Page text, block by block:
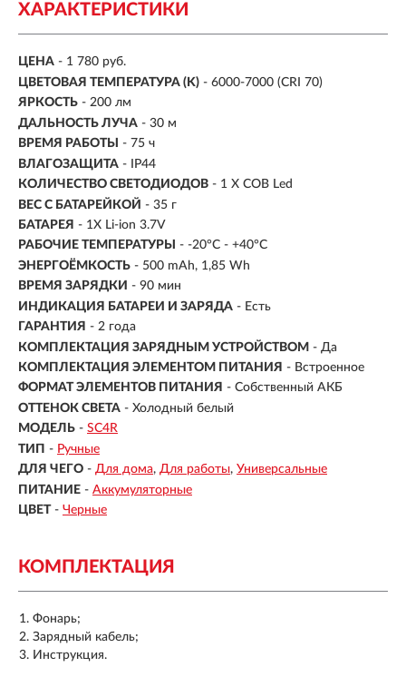
ХАРАКТЕРИСТИКИ
ЦЕНА - 1 780 руб.
ЦВЕТОВАЯ ТЕМПЕРАТУРА (K) - 6000-7000 (CRI 70)
ЯРКОСТЬ - 200 лм
ДАЛЬНОСТЬ ЛУЧА - 30 м
ВРЕМЯ РАБОТЫ
- 75 ч
ВЛАГОЗАЩИТА - IP44
КОЛИЧЕСТВО СВЕТОДИОДОВ - 1 X COB Led
ВЕС С БАТАРЕЙКОЙ - 35 г
БАТАРЕЯ - 1X Li-ion 3.7V
РАБОЧИЕ ТЕМПЕРАТУРЫ
- -20°C - +40°C
ЭНЕРГОЁМКОСТЬ - 500 mAh, 1,85 Wh
ВРЕМЯ ЗАРЯДКИ - 90 мин
ИНДИКАЦИЯ БАТАРЕИ И ЗАРЯДА - Есть
ГАРАНТИЯ - 2 года
КОМПЛЕКТАЦИЯ ЗАРЯДНЫМ УСТРОЙСТВОМ - Да
КОМПЛЕКТАЦИЯ ЭЛЕМЕНТОМ ПИТАНИЯ - Встроенное
ФОРМАТ ЭЛЕМЕНТОВ ПИТАНИЯ - Собственный АКБ
ОТТЕНОК СВЕТА - Холодный белый
МОДЕЛЬ - SC4R
ТИП - Ручные
ДЛЯ ЧЕГО - Для дома Для работы Универсальные
ПИТАНИЕ - Аккумуляторные
ЦВЕТ - Черные
КОМПЛЕКТАЦИЯ
Фонарь;
Зарядный кабель;
Инструкция.